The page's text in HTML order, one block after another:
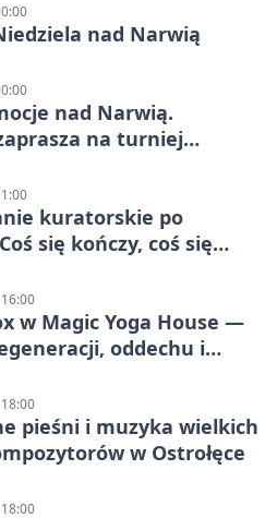
nad Narwią
nad Narwią.
na turniej
kuratorskie po
się kończy, coś się
Korony”
w Magic Yoga House —
oddechu i
pieśni i muzyka wielkich
w Ostrołęce